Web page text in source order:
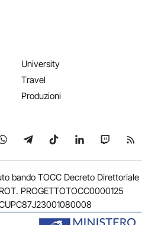
University
Travel
Produzioni
su YouTubesu WhatsApp
Seguici su Telegram
Seguici su TikTok
Seguici su
Seguici
bando TOCC Decreto Direttoriale
PROGETTOTOCC0000125